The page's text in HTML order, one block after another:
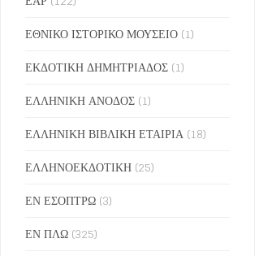
ΕΘΝΙΚΟ ΙΣΤΟΡΙΚΟ ΜΟΥΣΕΙΟ (1)
ΕΚΔΟΤΙΚΗ ΔΗΜΗΤΡΙΑΔΟΣ (1)
ΕΛΛΗΝΙΚΗ ΑΝΟΔΟΣ (1)
ΕΛΛΗΝΙΚΗ ΒΙΒΛΙΚΗ ΕΤΑΙΡΙΑ (18)
ΕΛΛΗΝΟΕΚΔΟΤΙΚΗ (25)
ΕΝ ΕΣΟΠΤΡΩ (3)
ΕΝ ΠΛΩ (325)